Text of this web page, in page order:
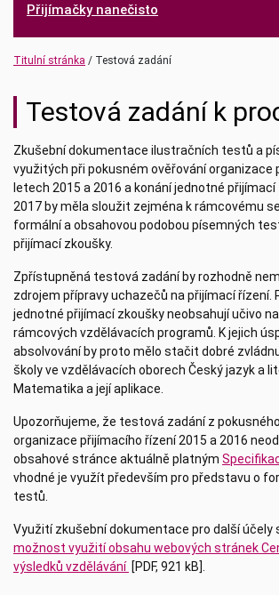
Přijímačky nanečisto
Titulní stránka Testová zadání
Testová zadání k
Zkušební dokumentace ilustračních testů a
využitých při pokusném ověřování organizace
letech 2015 a 2016 a konání jednotné přijímací
2017 by měla sloužit zejména k rámcovému
formální a obsahovou podobou písemných
přijímací zkoušky.
Zpřístupněná testová zadání by rozhodně
zdrojem přípravy uchazečů na přijímací řízení.
jednotné přijímací zkoušky neobsahují učivo
rámcových vzdělávacích programů. K jejich
absolvování by proto mělo stačit dobré
školy ve vzdělávacích oborech Český jazyk a
Matematika a její aplikace.
Upozorňujeme, že testová zadání z
organizace přijímacího řízení 2015 a 2016
obsahové stránce aktuálně platným
vhodné je využít především pro představu o
testů.
Využití zkušební dokumentace pro další účely
možnost využití obsahu webových stránek
výsledků vzdělávání [PDF, 921 kB].